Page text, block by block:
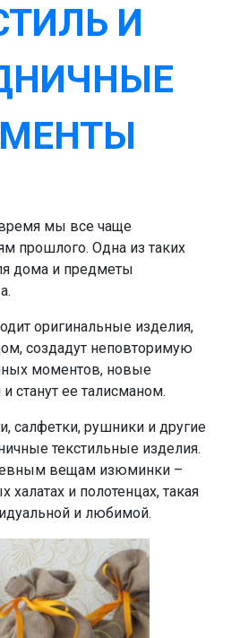
И
мы все чаще
прошлого. Одна из таких
дома и предметы
оригинальные изделия,
создадут неповторимую
моментов, новые
станут ее талисманом.
салфетки, рушники и другие
текстильные изделия.
вещам изюминки –
и полотенцах, такая
и любимой.